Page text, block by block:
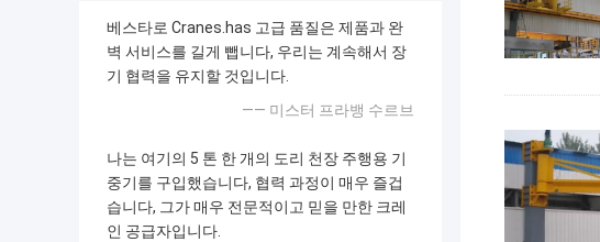
베스타로 Cranes.has 고급 품질은 제품과 완
벽 서비스를 길게 뺍니다, 우리는 계속해서 장
기 협력을 유지할 것입니다.
—— 미스터 프라뱅 수르브
나는 여기의 5 톤 한 개의 도리 천장 주행용 기
중기를 구입했습니다, 협력 과정이 매우 즐겁
습니다, 그가 매우 전문적이고 믿을 만한 크레
인 공급자입니다.